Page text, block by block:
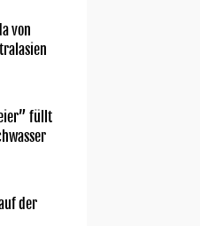
von
füllt
der